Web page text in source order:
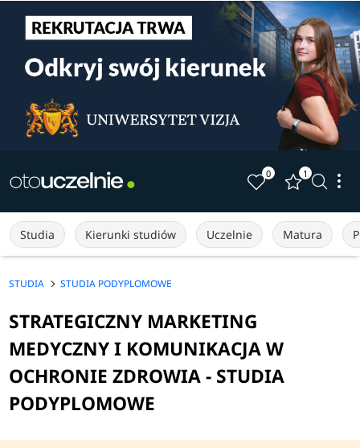
0 1
Studia Kierunki studiów Uczelnie Matura
STUDIA STUDIA PODYPLOMOWE
STRATEGICZNY MARKETING
MEDYCZNY I KOMUNIKACJA W
OCHRONIE ZDROWIA - STUDIA
PODYPLOMOWE